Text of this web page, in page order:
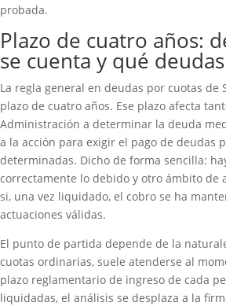
probada.
Plazo de cuatro años:
se cuenta y qué
La regla general en deudas por cuotas de
plazo de cuatro años. Ese plazo afecta
Administración a determinar la deuda
a la acción para exigir el pago de deudas
determinadas. Dicho de forma sencilla:
correctamente lo debido y otro ámbito de
si, una vez liquidado, el cobro se ha
actuaciones válidas.
El punto de partida depende de la
cuotas ordinarias, suele atenderse al
plazo reglamentario de ingreso de cada
liquidadas, el análisis se desplaza a la